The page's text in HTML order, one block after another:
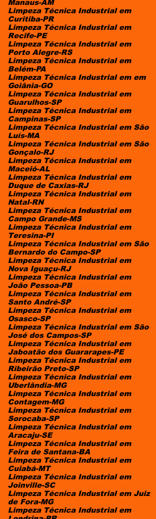
Manaus-AM
Limpeza Técnica Industrial em
Curitiba-PR
Limpeza Técnica Industrial em
Recife-PE
Limpeza Técnica Industrial em
Porto Alegre-RS
Limpeza Técnica Industrial em
Belém-PA
Limpeza Técnica Industrial em em
Goiânia-GO
Limpeza Técnica Industrial em
Guarulhos-SP
Limpeza Técnica Industrial em
Campinas-SP
Limpeza Técnica Industrial em São
Luís-MA
Limpeza Técnica Industrial em São
Gonçalo-RJ
Limpeza Técnica Industrial em
Maceió-AL
Limpeza Técnica Industrial em
Duque de Caxias-RJ
Limpeza Técnica Industrial em
Natal-RN
Limpeza Técnica Industrial em
Campo Grande-MS
Limpeza Técnica Industrial em
Teresina-PI
Limpeza Técnica Industrial em São
Bernardo do Campo-SP
Limpeza Técnica Industrial em
Nova Iguaçu-RJ
Limpeza Técnica Industrial em
João Pessoa-PB
Limpeza Técnica Industrial em
Santo André-SP
Limpeza Técnica Industrial em
Osasco-SP
Limpeza Técnica Industrial em São
José dos Campos-SP
Limpeza Técnica Industrial em
Jaboatão dos Guararapes-PE
Limpeza Técnica Industrial em
Ribeirão Preto-SP
Limpeza Técnica Industrial em
Uberlândia-MG
Limpeza Técnica Industrial em
Contagem-MG
Limpeza Técnica Industrial em
Sorocaba-SP
Limpeza Técnica Industrial em
Aracaju-SE
Limpeza Técnica Industrial em
Feira de Santana-BA
Limpeza Técnica Industrial em
Cuiabá-MT
Limpeza Técnica Industrial em
Joinville-SC
Limpeza Técnica Industrial em Juiz
de Fora-MG
Limpeza Técnica Industrial em